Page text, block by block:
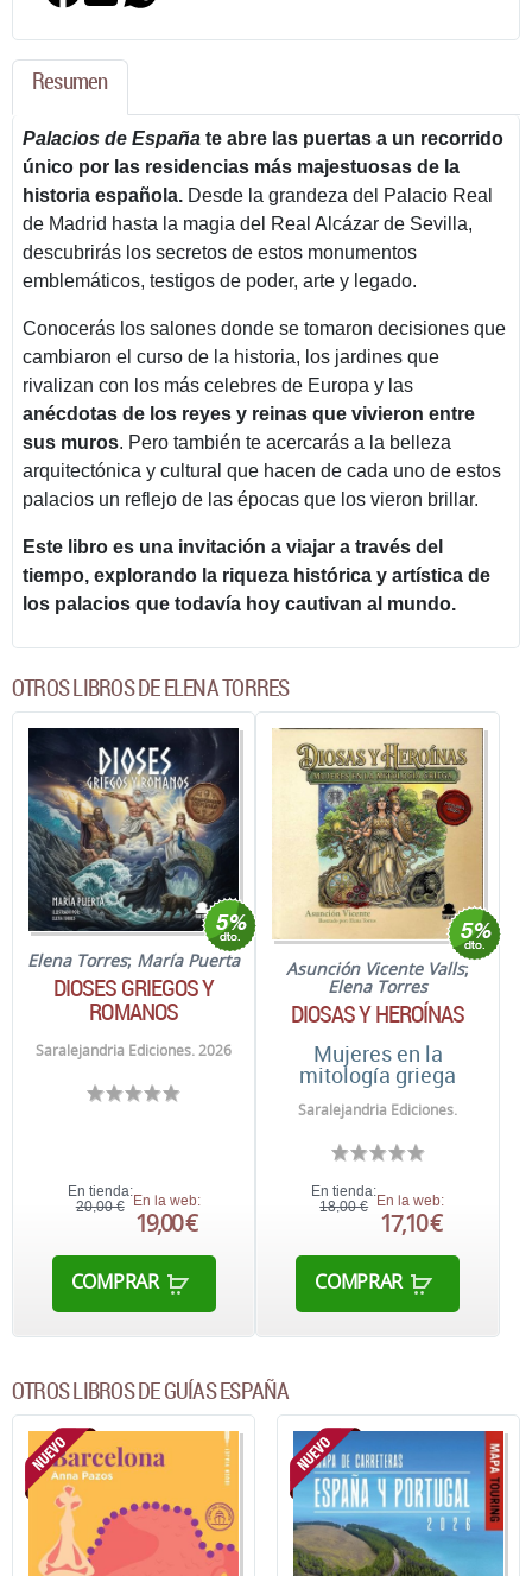
Resumen
Palacios de España te abre las puertas a un recorrido
único por las residencias más majestuosas de la
historia española. Desde la grandeza del Palacio Real
de Madrid hasta la magia del Real Alcázar de Sevilla,
descubrirás los secretos de estos monumentos
emblemáticos, testigos de poder, arte y legado.
Conocerás los salones donde se tomaron decisiones que
cambiaron el curso de la historia, los jardines que
rivalizan con los más celebres de Europa y las
anécdotas de los reyes y reinas que vivieron entre
sus muros. Pero también te acercarás a la belleza
arquitectónica y cultural que hacen de cada uno de estos
palacios un reflejo de las épocas que los vieron brillar.
Este libro es una invitación a viajar a través del
tiempo, explorando la riqueza histórica y artística de
los palacios que todavía hoy cautivan al mundo.
OTROS LIBROS DE ELENA TORRES
Elena Torres; María Puerta
DIOSES GRIEGOS Y
ROMANOS
Saralejandria Ediciones. 2026
En tienda:
20,00 € En la web:
19,00 €
COMPRAR
Asunción Vicente Valls;
Elena Torres
DIOSAS Y HEROÍNAS
Mujeres en la
mitología griega
Saralejandria Ediciones.
En tienda:
18,00 €
En la web:
17,10 €
COMPRAR
OTROS LIBROS DE GUÍAS ESPAÑA